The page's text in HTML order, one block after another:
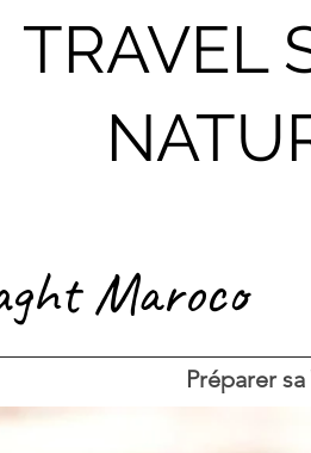
TRAVEL
Maroco
Préparer